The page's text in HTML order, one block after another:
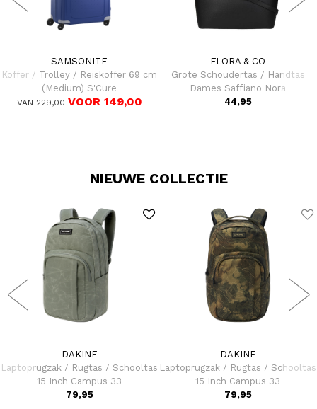
SAMSONITE
Koffer / Trolley / Reiskoffer 69 cm
(Medium) S'Cure
VAN 229,00VOOR 149,00
FLORA & CO
Grote Schoudertas / Handtas
Dames Saffiano Nora
44,95
NIEUWE COLLECTIE
DAKINE
Laptoprugzak / Rugtas / Schooltas
15 Inch Campus 33
79,95
DAKINE
Laptoprugzak / Rugtas / Schooltas
15 Inch Campus 33
79,95